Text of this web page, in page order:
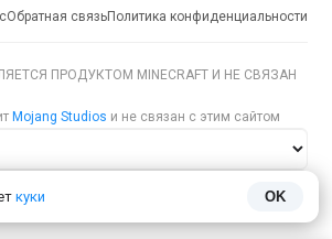
куки OK
Обратная связьПолитика конфиденциальности
ПРОДУКТОМ MINECRAFT И НЕ СВЯЗАН
Mojang Studios и не связан с этим сайтом